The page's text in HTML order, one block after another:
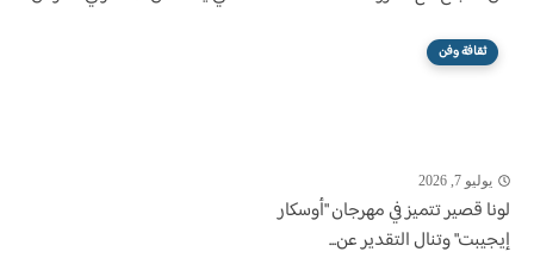
ثقافة وفن
يوليو 7, 2026
لونا قصير تتميز في مهرجان "أوسكار
إيجيبت" وتنال التقدير عن...